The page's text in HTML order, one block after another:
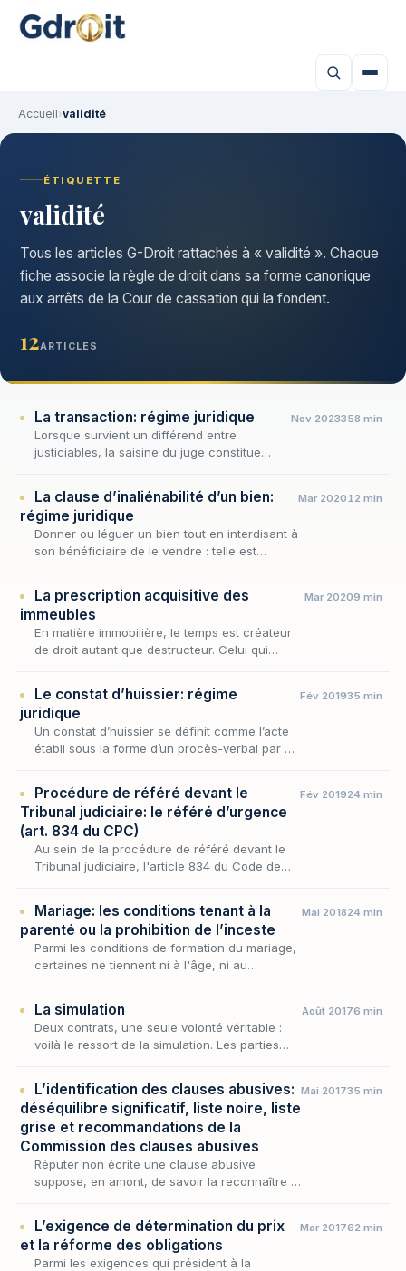
Accueil›validité
ÉTIQUETTE
validité
Tous les articles G-Droit rattachés à « validité ». Chaque
fiche associe la règle de droit dans sa forme canonique
aux arrêts de la Cour de cassation qui la fondent.
12ARTICLES
La transaction: régime juridique
Lorsque survient un différend entre
justiciables, la saisine du juge constitue
Nov 2023358 min
La clause d’inaliénabilité d’un bien:
régime juridique
Donner ou léguer un bien tout en interdisant à
son bénéficiaire de le vendre : telle est
au…
Mar 202012 min
La prescription acquisitive des
immeubles
En matière immobilière, le temps est créateur
de droit autant que destructeur. Celui qui
Mar 20209 min
Le constat d’huissier: régime
juridique
Un constat d’huissier se définit comme l’acte
établi sous la forme d’un procès-verbal par un
duque…
Fév 201935 min
Procédure de référé devant le
Tribunal judiciaire: le référé d’urgence
(art. 834 du CPC)
Au sein de la procédure de référé devant le
Tribunal judiciaire, l'article 834 du Code de
perme…
Fév 201924 min
Mariage: les conditions tenant à la
parenté ou la prohibition de l’inceste
Parmi les conditions de formation du mariage,
certaines ne tiennent ni à l'âge, ni au
le…
Mai 201824 min
La simulation
Deux contrats, une seule volonté véritable :
voilà le ressort de la simulation. Les parties
Août 20176 min
L’identification des clauses abusives:
déséquilibre significatif, liste noire, liste
grise et recommandations de la
Commission des clauses abusives
Réputer non écrite une clause abusive
suppose, en amont, de savoir la reconnaître :
répond…
Mai 201735 min
L’exigence de détermination du prix
et la réforme des obligations
Parmi les exigences qui président à la
Mar 201762 min